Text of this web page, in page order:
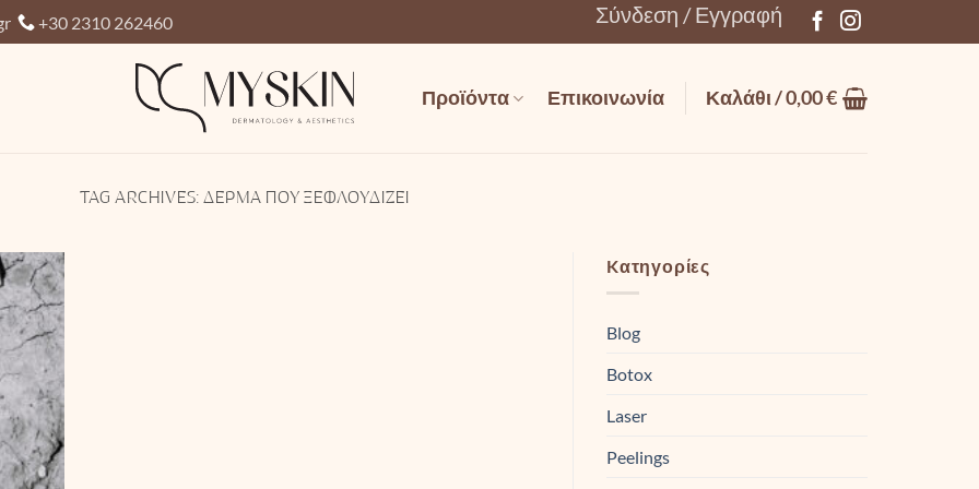
+30 2310 262460 Σύνδεση / Εγγραφή
Προϊόντα Επικοινωνία Καλάθι /0,00€
TAG ARCHIVES:ΔΈΡΜΑ ΠΟΥ ΞΕΦΛΟΥΔΊΖΕΙ
Kατηγορίες
Blog
Botox
Laser
Peelings